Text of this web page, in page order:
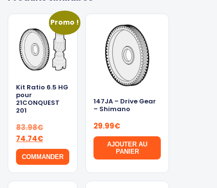
Promo !
Kit Ratio 6.5 HG
pour
21CONQUEST
201
83.98€Le
prix
initial
était :
83.98€.
74.74€Le
prix
actuel
est :
74.74€.
COMMANDER
147JA – Drive Gear
– Shimano
29.99€
AJOUTER AU
PANIER